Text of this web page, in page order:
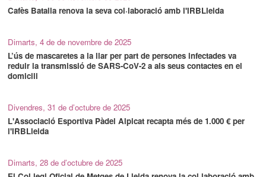
Cafès Batalla renova la seva col·laboració amb l'IRBLleida
Dimarts, 4 de de novembre de 2025
L’ús de mascaretes a la llar per part de persones infectades va
reduir la transmissió de SARS-CoV-2 a als seus contactes en el
domicili
Divendres, 31 de d’octubre de 2025
L'Associació Esportiva Pàdel Alpicat recapta més de 1.000 € per
l'IRBLleida
Dimarts, 28 de d’octubre de 2025